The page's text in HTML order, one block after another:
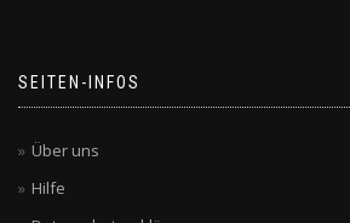
SEITEN-INFOS
Über uns
Hilfe